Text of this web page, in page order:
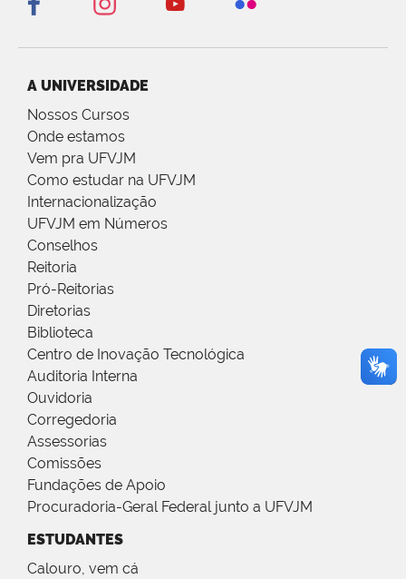
A UNIVERSIDADE
Nossos Cursos
Onde estamos
Vem pra UFVJM
Como estudar na UFVJM
Internacionalização
UFVJM em Números
Conselhos
Reitoria
Pró-Reitorias
Diretorias
Biblioteca
Centro de Inovação Tecnológica
Auditoria Interna
Ouvidoria
Corregedoria
Assessorias
Comissões
Fundações de Apoio
Procuradoria-Geral Federal junto a UFVJM
ESTUDANTES
Calouro, vem cá